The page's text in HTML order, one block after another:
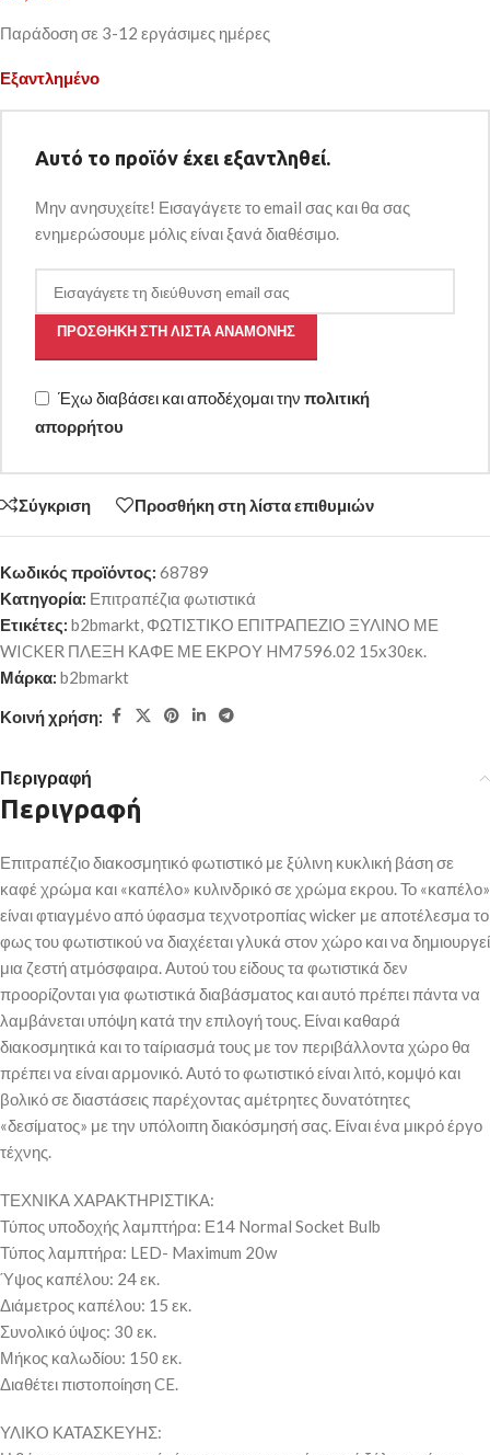
Παράδοση σε 3-12 εργάσιμες ημέρες
Εξαντλημένο
Αυτό το προϊόν έχει εξαντληθεί.
Μην ανησυχείτε! Εισαγάγετε το email σας και θα σας
ενημερώσουμε μόλις είναι ξανά διαθέσιμο.
ΠΡΟΣΘΉΚΗ ΣΤΗ ΛΊΣΤΑ ΑΝΑΜΟΝΉΣ
Έχω διαβάσει και αποδέχομαι την πολιτική
απορρήτου
Σύγκριση Προσθήκη στη λίστα επιθυμιών
Κωδικός προϊόντος: 68789
Κατηγορία: Επιτραπέζια φωτιστικά
Ετικέτες: b2bmarkt, ΦΩΤΙΣΤΙΚΟ ΕΠΙΤΡΑΠΕΖΙΟ ΞΥΛΙΝΟ ΜΕ
WICKER ΠΛΕΞΗ ΚΑΦΕ ΜΕ ΕΚΡΟΥ HM7596.02 15x30εκ.
Μάρκα: b2bmarkt
Κοινή χρήση:
Περιγραφή
Περιγραφή
Επιτραπέζιο διακοσμητικό φωτιστικό με ξύλινη κυκλική βάση σε
καφέ χρώμα και «καπέλο» κυλινδρικό σε χρώμα εκρου. Το «καπέλο»
είναι φτιαγμένο από ύφασμα τεχνοτροπίας wicker με αποτέλεσμα το
φως του φωτιστικού να διαχέεται γλυκά στον χώρο και να δημιουργεί
μια ζεστή ατμόσφαιρα. Αυτού του είδους τα φωτιστικά δεν
προορίζονται για φωτιστικά διαβάσματος και αυτό πρέπει πάντα να
λαμβάνεται υπόψη κατά την επιλογή τους. Είναι καθαρά
διακοσμητικά και το ταίριασμά τους με τον περιβάλλοντα χώρο θα
πρέπει να είναι αρμονικό. Αυτό το φωτιστικό είναι λιτό, κομψό και
βολικό σε διαστάσεις παρέχοντας αμέτρητες δυνατότητες
«δεσίματος» με την υπόλοιπη διακόσμησή σας. Είναι ένα μικρό έργο
τέχνης.
ΤΕΧΝΙΚΑ ΧΑΡΑΚΤΗΡΙΣΤΙΚΑ:
Τύπος υποδοχής λαμπτήρα: Ε14 Normal Socket Bulb
Τύπος λαμπτήρα: LED- Maximum 20w
Ύψος καπέλου: 24 εκ.
Διάμετρος καπέλου: 15 εκ.
Συνολικό ύψος: 30 εκ.
Μήκος καλωδίου: 150 εκ.
Διαθέτει πιστοποίηση CE.
ΥΛΙΚΟ ΚΑΤΑΣΚΕΥΗΣ: